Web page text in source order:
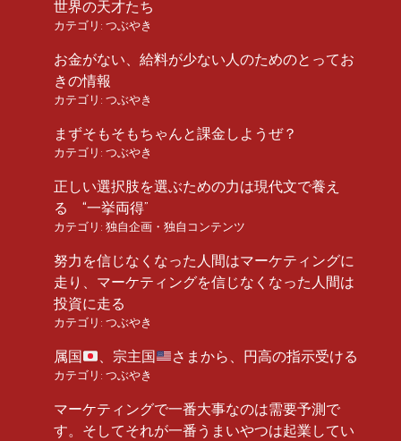
世界の天才たち
カテゴリ: つぶやき
お金がない、給料が少ない人のためのとってお
きの情報
カテゴリ: つぶやき
まずそもそもちゃんと課金しようぜ？
カテゴリ: つぶやき
正しい選択肢を選ぶための力は現代文で養え
る “一挙両得”
カテゴリ: 独自企画・独自コンテンツ
努力を信じなくなった人間はマーケティングに
走り、マーケティングを信じなくなった人間は
投資に走る
カテゴリ: つぶやき
属国 、宗主国 さまから、円高の指示受ける
カテゴリ: つぶやき
マーケティングで一番大事なのは需要予測で
す。そしてそれが一番うまいやつは起業してい